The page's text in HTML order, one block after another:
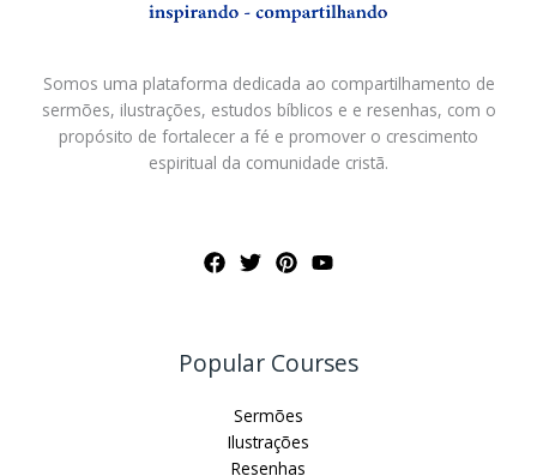
Somos uma plataforma dedicada ao compartilhamento de
sermões, ilustrações, estudos bíblicos e e resenhas, com o
propósito de fortalecer a fé e promover o crescimento
espiritual da comunidade cristã.
Popular Courses
Sermões
Ilustrações
Resenhas